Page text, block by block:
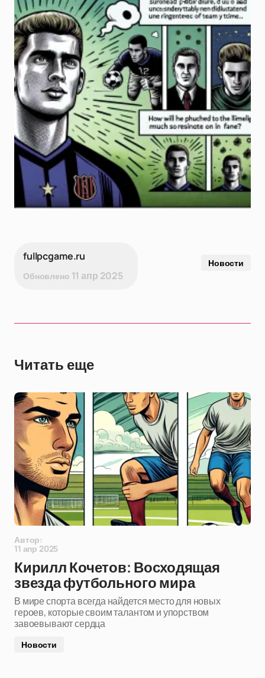
fullpcgame.ru
Обновлено 11 апр 2025
Новости
Читать еще
Автор:
11 апр 2025
Кирилл Кочетов: Восходящая
звезда футбольного мира
В мире спорта всегда найдется место для новых
героев, которые своим талантом и упорством
завоевывают сердца
Новости